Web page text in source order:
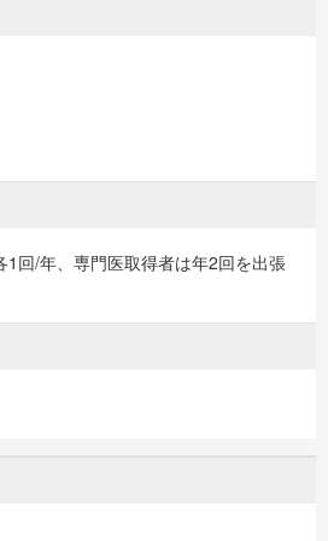
1回/年、専門医取得者は年2回を出張